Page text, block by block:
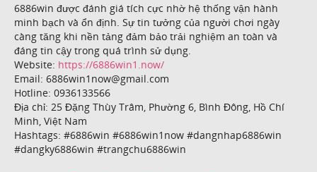
6886win được đánh giá tích cực nhờ hệ thống vận hành
minh bạch và ổn định. Sự tin tưởng của người chơi ngày
càng tăng khi nền tảng đảm bảo trải nghiệm an toàn và
đáng tin cậy trong quá trình sử dụng.
Website: https://6886win1.now/
Email: 6886win1now@gmail.com
Hotline: 0936133566
Địa chỉ: 25 Đặng Thùy Trâm, Phường 6, Bình Đông, Hồ Chí
Minh, Việt Nam
Hashtags: #6886win #6886win1now #dangnhap6886win
#dangky6886win #trangchu6886win